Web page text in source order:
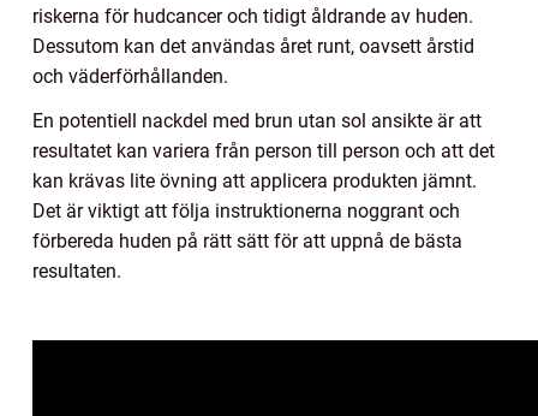
riskerna för hudcancer och tidigt åldrande av huden.
Dessutom kan det användas året runt, oavsett årstid
och väderförhållanden.
En potentiell nackdel med brun utan sol ansikte är att
resultatet kan variera från person till person och att det
kan krävas lite övning att applicera produkten jämnt.
Det är viktigt att följa instruktionerna noggrant och
förbereda huden på rätt sätt för att uppnå de bästa
resultaten.